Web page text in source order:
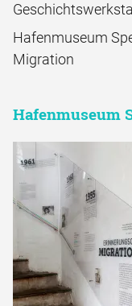
Hafenmuseum
Migration
Hafenmuseum